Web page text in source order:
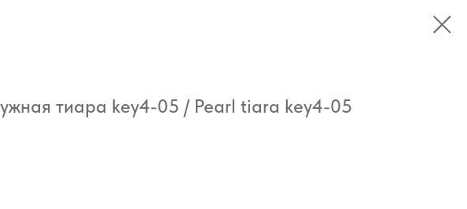
тиара key4-05 / Pearl tiara key4-05